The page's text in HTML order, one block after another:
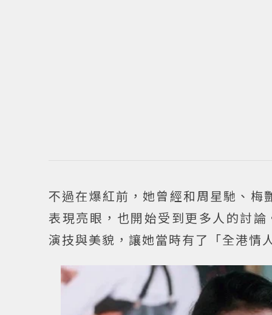
不過在爆紅前，她曾經和周星馳、
表現亮眼，也開始受到更多人的討
演技與美貌，讓她當時有了「全港情